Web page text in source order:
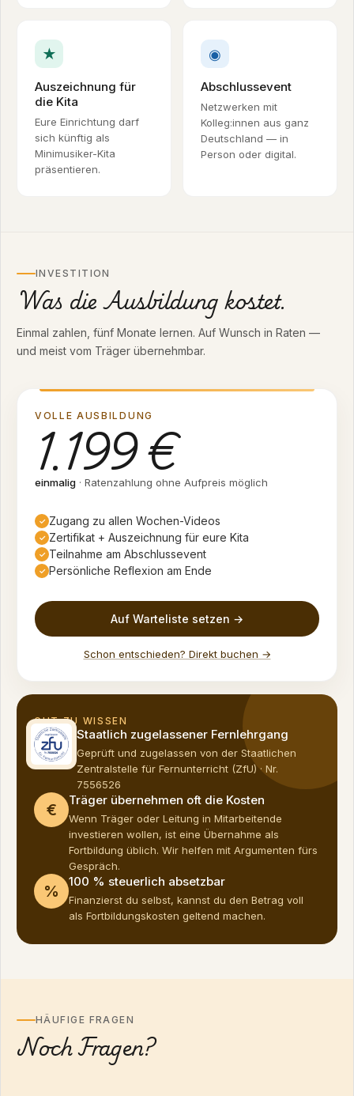
★
Auszeichnung für
die Kita
Eure Einrichtung darf
sich künftig als
Minimusiker-Kita
präsentieren.
◉
Abschlussevent
Netzwerken mit
Kolleg:innen aus ganz
Deutschland — in
Person oder digital.
INVESTITION
Was die Ausbildung kostet.
Einmal zahlen, fünf Monate lernen. Auf Wunsch in Raten —
und meist vom Träger übernehmbar.
VOLLE AUSBILDUNG
1.199 €
einmalig · Ratenzahlung ohne Aufpreis möglich
✓ Zugang zu allen Wochen-Videos
✓ Zertifikat + Auszeichnung für eure Kita
✓ Teilnahme am Abschlussevent
✓ Persönliche Reflexion am Ende
Auf Warteliste setzen →
Schon entschieden? Direkt buchen →
GUT ZU WISSEN
Staatlich zugelassener Fernlehrgang
Geprüft und zugelassen von der Staatlichen
Zentralstelle für Fernunterricht (ZfU) · Nr.
7556526
€
Träger übernehmen oft die Kosten
Wenn Träger oder Leitung in Mitarbeitende
investieren wollen, ist eine Übernahme als
Fortbildung üblich. Wir helfen mit Argumenten fürs
Gespräch.
%
100 % steuerlich absetzbar
Finanzierst du selbst, kannst du den Betrag voll
als Fortbildungskosten geltend machen.
HÄUFIGE FRAGEN
Noch Fragen?